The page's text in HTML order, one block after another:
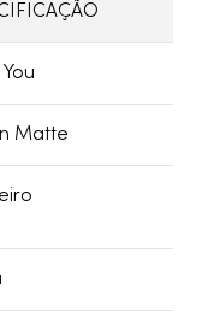
Matte